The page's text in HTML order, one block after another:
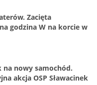
Zacięta
godzina W na korcie w
nowy samochód.
akcja OSP Sławacinek